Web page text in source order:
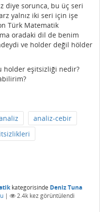
diye sorunca, bu üç seri
yalnız iki seri için işe
Türk Matematik
oradaki dil de benim
ve holder değil hölder
holder eşitsizliği nedir?
analiz-cebir
kategorisinde Deniz Tuna
| 2.4k kez görüntülendi